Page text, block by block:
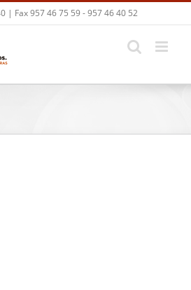
| Fax 957 46 75 59 - 957 46 40 52